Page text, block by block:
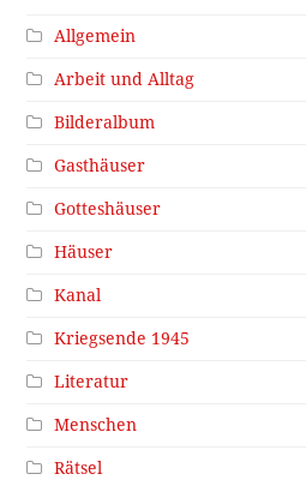
Allgemein
Arbeit und Alltag
Bilderalbum
Gasthäuser
Gotteshäuser
Häuser
Kanal
Kriegsende 1945
Literatur
Menschen
Rätsel